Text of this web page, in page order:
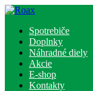
Skip
contentSpotrebiče
Doplnky
Náhradné diely
Akcie
E-shop
Kontakty